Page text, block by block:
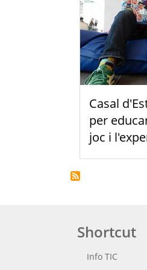
Casal
per
joc i
Shortcut
Info TIC